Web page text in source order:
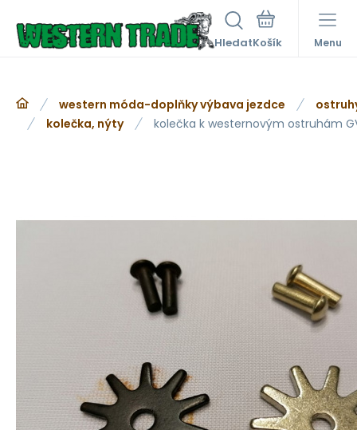
Hledat Menu
western móda-doplňky výbava jezdce
kolečka, nýty
kolečka k westernovým ostruhám